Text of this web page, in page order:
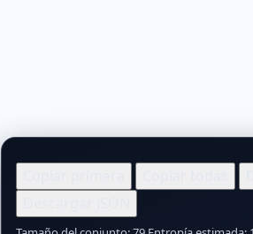
Resultados